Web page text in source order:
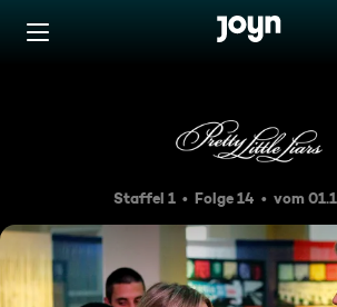
Zum Inhalt springen
Damenwahl
Staffel 1 Folge 14 vom